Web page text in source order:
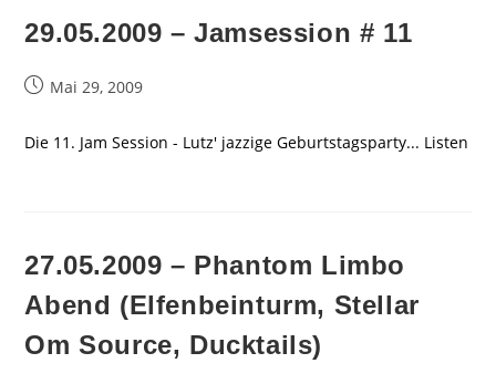
29.05.2009 – Jamsession # 11
BeitragMai 29, 2009
Die 11. Jam Session - Lutz' jazzige Geburtstagsparty... Listen
27.05.2009 – Phantom Limbo
Abend (Elfenbeinturm, Stellar
Om Source, Ducktails)